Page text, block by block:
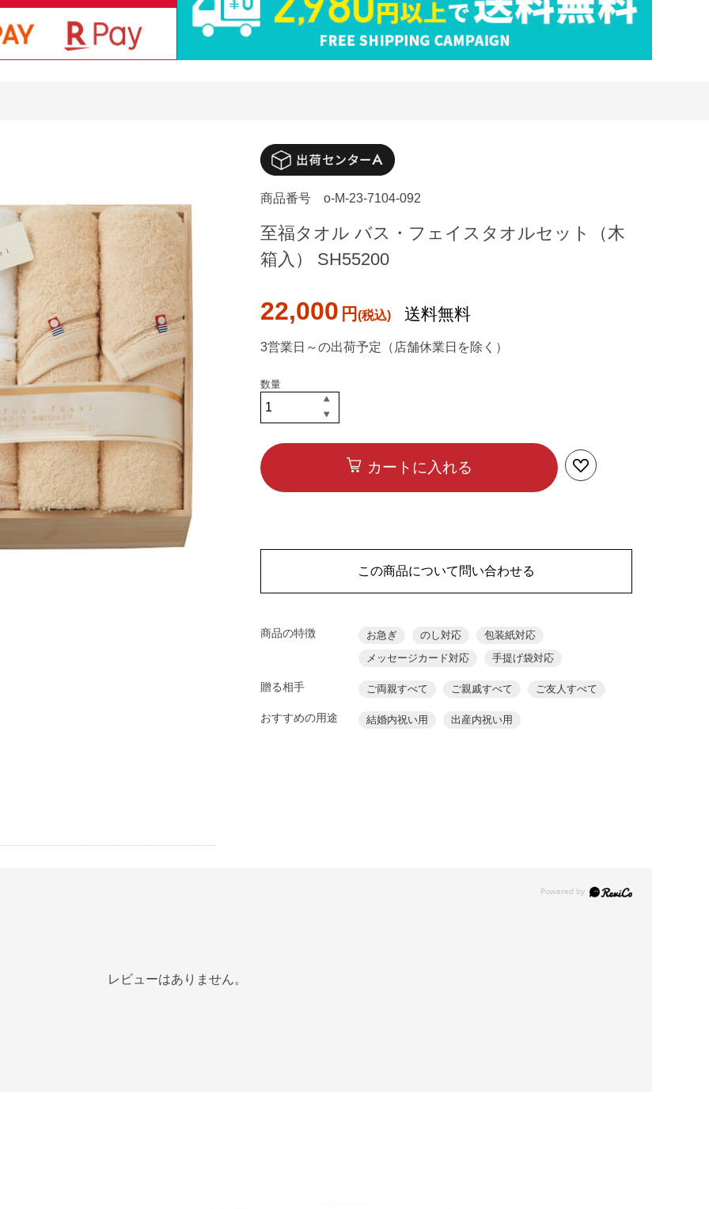
商品番号 o-M-23-7104-092
至福タオル バス・フェイスタオルセット（木
箱入） SH55200
22,000 円 送料無料
3営業日～の出荷予定（店舗休業日を除く）
カートに入れる
この商品について問い合わせる
商品の特徴 お急ぎ のし対応
包装紙対応
メッセージカード対応
手提げ袋対応
贈る相手 ご両親すべて ご親戚すべて ご友人すべて
おすすめの用途 結婚内祝い用 出産内祝い用
レビューはありません。